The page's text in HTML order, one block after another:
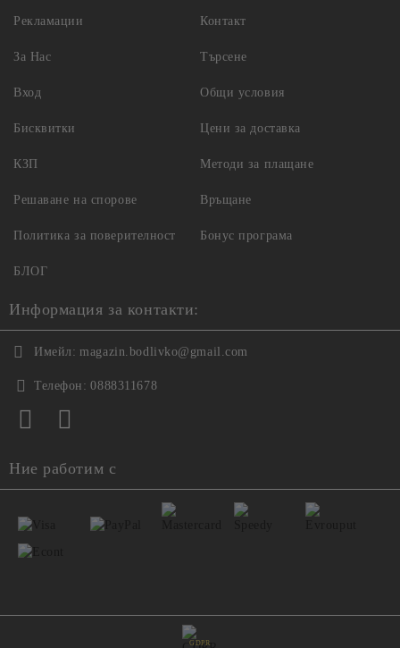
Рекламации
За Нас
Вход
Контакт
Търсене
Общи условия
Бисквитки
КЗП
Решаване на спорове
Политика за поверителност
Цени за доставка
Методи за плащане
Връщане
Бонус програма
БЛОГ
Информация за контакти:
Имейл: magazin.bodlivko@gmail.com
Телефон: 0888311678
Ние работим с
GDPR